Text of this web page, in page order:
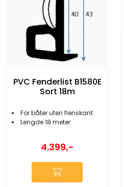
PVC Fenderlist B1580E
Sort 18m
For båter uten flenskant
Lengde 18 meter
4.399,-